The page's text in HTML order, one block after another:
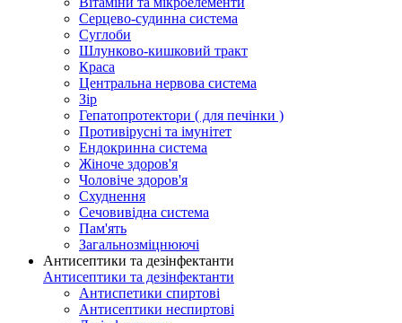
Серцево-судинна система
Суглоби
Шлунково-кишковий тракт
Краса
Центральна нервова система
Зір
Гепатопротектори ( для печінки )
Противірусні та імунітет
Ендокринна система
Жіноче здоров'я
Чоловіче здоров'я
Схуднення
Сечовивідна система
Пам'ять
Загальнозміцнюючі
Антисептики та дезінфектанти
Антисептики та дезінфектанти
Антиспетики спиртові
Антисептики неспиртові